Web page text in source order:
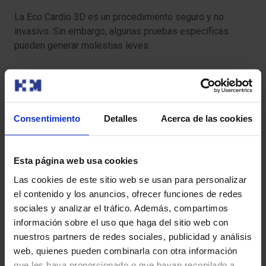
Consentimiento Detalles Acerca de las cookies
Esta página web usa cookies
Las cookies de este sitio web se usan para personalizar
el contenido y los anuncios, ofrecer funciones de redes
sociales y analizar el tráfico. Además, compartimos
información sobre el uso que haga del sitio web con
nuestros partners de redes sociales, publicidad y análisis
web, quienes pueden combinarla con otra información
La Eco Cardio 3D es un procedimiento seguro y no
invasivo. Sin embargo, algunas pruebas específicas
pueden generar molestias leves:
transesofágico, podrías sentir incomodidad en la
garganta debido a la inserción del dispositivo.
Para que tu prueba se desarrolle sin contratiempos, te
pedimos que llegues con antelación a la hora indicada.
Así podremos realizar la preparación administrativa y
clínica necesaria.
Antes de la prueba, te entregaremos el Consentimiento
Informado, un documento con información importante